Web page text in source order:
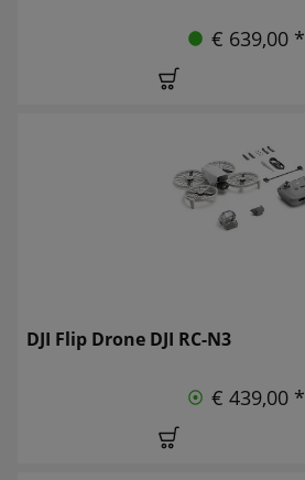
€ 639,00 *
DJI Flip Drone DJI RC-N3
€ 439,00 *